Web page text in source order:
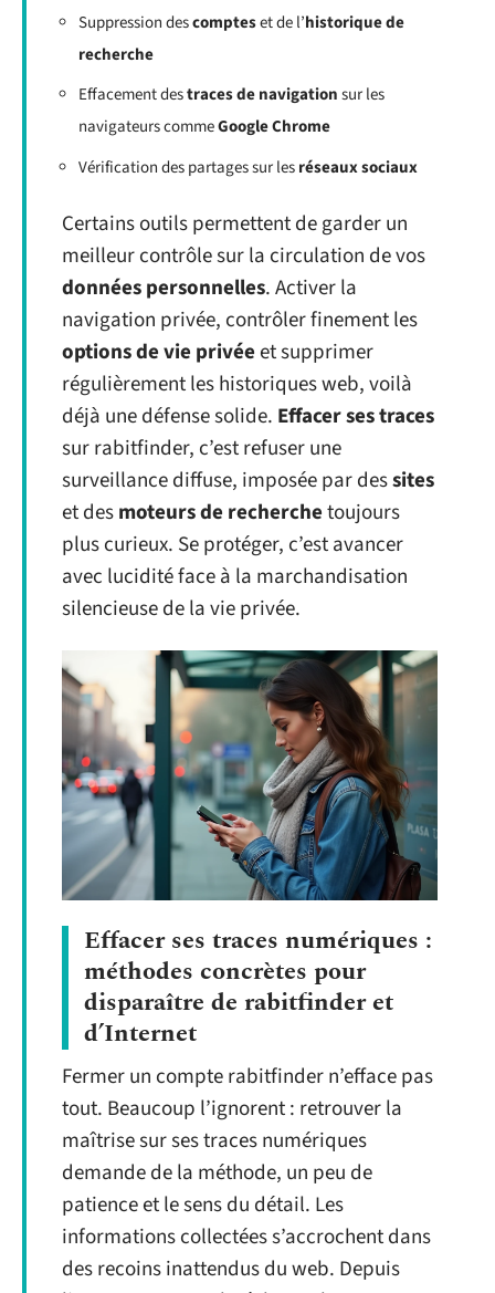
Suppression descompteset de l’historique de
recherche
Effacement destraces de navigationsur les
navigateurs commeGoogle Chrome
Vérification des partages sur lesréseaux sociaux
Certains outils permettent de garder un
meilleur contrôle sur la circulation de vos
données personnelles. Activer la
navigation privée, contrôler finement les
options de vie privéeet supprimer
régulièrement les historiques web, voilà
déjà une défense solide. Effacer ses traces
sur rabitfinder, c’est refuser une
surveillance diffuse, imposée par dessites
et desmoteurs de recherchetoujours
plus curieux. Se protéger, c’est avancer
avec lucidité face à la marchandisation
silencieuse de la vie privée.
Effacer ses traces numériques :
méthodes concrètes pour
disparaître de rabitfinder et
d’Internet
Fermer un compte rabitfinder n’efface pas
tout. Beaucoup l’ignorent : retrouver la
maîtrise sur ses traces numériques
demande de la méthode, un peu de
patience et le sens du détail. Les
informations collectées s’accrochent dans
des recoins inattendus du web. Depuis